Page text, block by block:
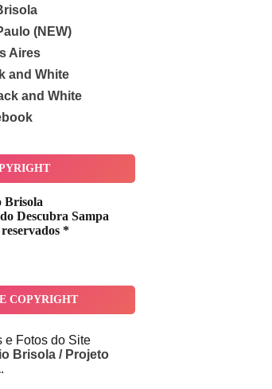
(NEW)
Aires
and White
and White
Brisola
Descubra Sampa
*
COPYRIGHT
e Fotos do Site
Brisola / Projeto
.